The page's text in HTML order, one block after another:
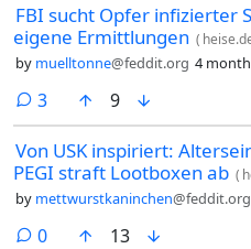
FBI sucht Opfer infizierter
eigene Ermittlungen (
by muelltonne@feddit.org 4
3comments
9
Von USK inspiriert:
PEGI straft Lootboxen ab (
by mettwurstkaninchen@feddit.org
0comments
13